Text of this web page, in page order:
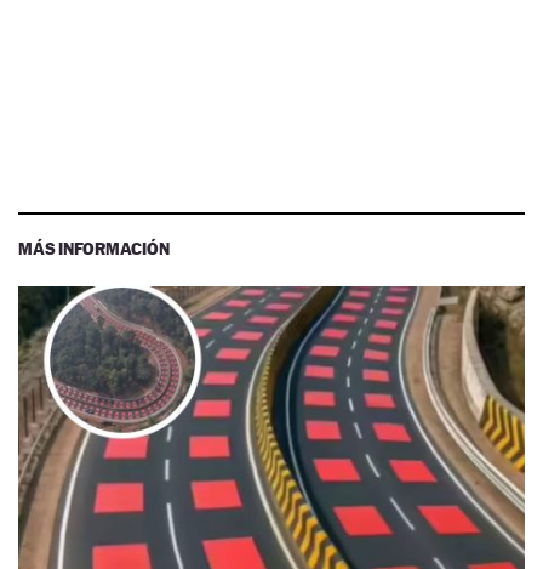
MÁS INFORMACIÓN